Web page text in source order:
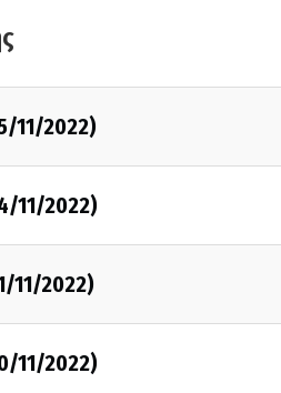
11/2022)
11/2022)
11/2022)
11/2022)